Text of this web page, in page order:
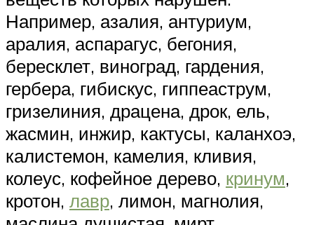
Например, азалия, антуриум,
аралия, аспарагус, бегония,
бересклет, виноград, гардения,
гербера, гибискус, гиппеаструм,
гризелиния, драцена, дрок, ель,
жасмин, инжир, кактусы, каланхоэ,
калистемон, камелия, кливия,
колеус, кофейное дерево, кринум,
кротон, лавр, лимон, магнолия,